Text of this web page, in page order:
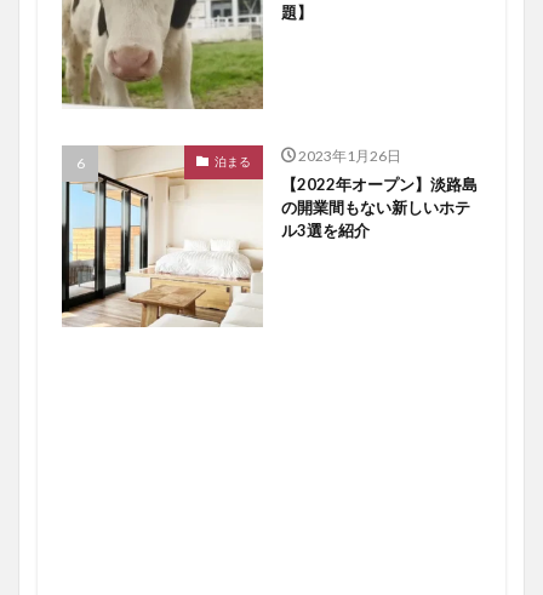
題】
泊まる 2023年1月26日
【2022年オープン】淡路島
の開業間もない新しいホテ
ル3選を紹介